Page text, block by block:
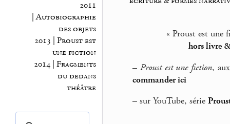
2011
| Autobiographie
des objets
2013 | Proust est
une fiction
2014 | Fragments
du dedans
théâtre
« Proust est une
hors livre
– Proust est une fiction,
commander ici
– sur YouTube, série